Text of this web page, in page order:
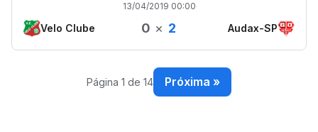
13/04/2019 00:00
Velo Clube 0 × 2 Audax-SP
Página 1 de 14 Próxima »